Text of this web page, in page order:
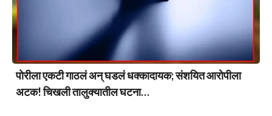
पोरीला एकटी गाठलं अन् घडलं धक्कादायक; संशयित आरोपीला
अटक! चिखली तालुक्यातील घटना…